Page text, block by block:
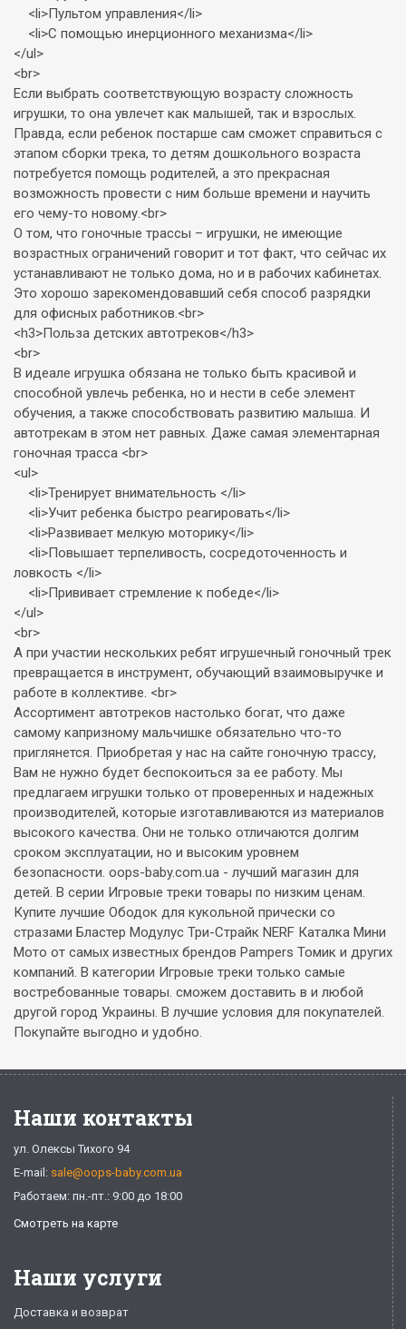
<li>Пультом управления</li>
<li>С помощью инерционного механизма</li>
</ul>
<br>
Если выбрать соответствующую возрасту сложность
игрушки, то она увлечет как малышей, так и взрослых.
Правда, если ребенок постарше сам сможет справиться с
этапом сборки трека, то детям дошкольного возраста
потребуется помощь родителей, а это прекрасная
возможность провести с ним больше времени и научить
его чему-то новому.<br>
О том, что гоночные трассы – игрушки, не имеющие
возрастных ограничений говорит и тот факт, что сейчас их
устанавливают не только дома, но и в рабочих кабинетах.
Это хорошо зарекомендовавший себя способ разрядки
для офисных работников.<br>
<h3>Польза детских автотреков</h3>
<br>
В идеале игрушка обязана не только быть красивой и
способной увлечь ребенка, но и нести в себе элемент
обучения, а также способствовать развитию малыша. И
автотрекам в этом нет равных. Даже самая элементарная
гоночная трасса <br>
<ul>
<li>Тренирует внимательность </li>
<li>Учит ребенка быстро реагировать</li>
<li>Развивает мелкую моторику</li>
<li>Повышает терпеливость, сосредоточенность и
ловкость </li>
<li>Прививает стремление к победе</li>
</ul>
<br>
А при участии нескольких ребят игрушечный гоночный трек
превращается в инструмент, обучающий взаимовыручке и
работе в коллективе. <br>
Ассортимент автотреков настолько богат, что даже
самому капризному мальчишке обязательно что-то
приглянется. Приобретая у нас на сайте гоночную трассу,
Вам не нужно будет беспокоиться за ее работу. Мы
предлагаем игрушки только от проверенных и надежных
производителей, которые изготавливаются из материалов
высокого качества. Они не только отличаются долгим
сроком эксплуатации, но и высоким уровнем
безопасности. oops-baby.com.ua - лучший магазин для
детей. В серии Игровые треки товары по низким ценам.
Купите лучшие Ободок для кукольной прически со
стразами Бластер Модулус Три-Страйк NERF Каталка Мини
Мото от самых известных брендов Pampers Томик и других
компаний. В категории Игровые треки только самые
востребованные товары. сможем доставить в и любой
другой город Украины. В лучшие условия для покупателей.
Покупайте выгодно и удобно.
Наши контакты
ул. Олексы Тихого 94
E-mail: sale@oops-baby.com.ua
Работаем: пн.-пт.: 9:00 до 18:00
Смотреть на карте
Наши услуги
Доставка и возврат